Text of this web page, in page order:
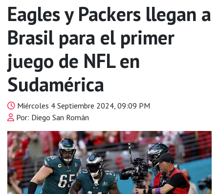
Eagles y Packers llegan a
Brasil para el primer
juego de NFL en
Sudamérica
Miércoles 4 Septiembre 2024, 09:09 PM
Por: Diego San Román